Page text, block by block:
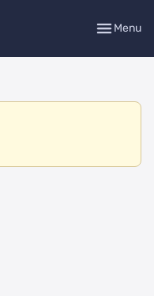
Menu